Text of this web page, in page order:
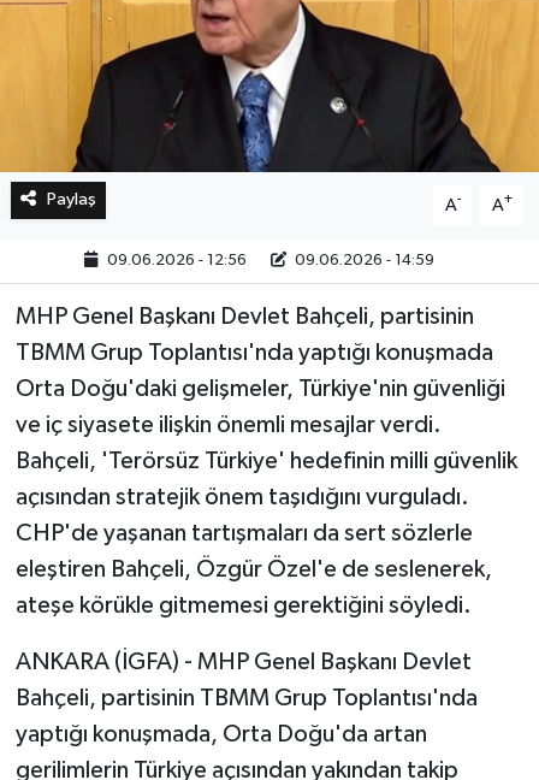
Paylaş A- A+
09.06.2026 - 12:56 09.06.2026 - 14:59
MHP Genel Başkanı Devlet Bahçeli, partisinin
TBMM Grup Toplantısı'nda yaptığı konuşmada
Orta Doğu'daki gelişmeler, Türkiye'nin güvenliği
ve iç siyasete ilişkin önemli mesajlar verdi.
Bahçeli, 'Terörsüz Türkiye' hedefinin milli güvenlik
açısından stratejik önem taşıdığını vurguladı.
CHP'de yaşanan tartışmaları da sert sözlerle
eleştiren Bahçeli, Özgür Özel'e de seslenerek,
ateşe körükle gitmemesi gerektiğini söyledi.
ANKARA (İGFA) - MHP Genel Başkanı Devlet
Bahçeli, partisinin TBMM Grup Toplantısı'nda
yaptığı konuşmada, Orta Doğu'da artan
gerilimlerin Türkiye açısından yakından takip